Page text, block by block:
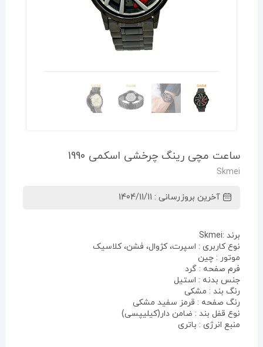
ساعت مچی رینگ چرخشی اسکمی 1990
Skmei
آخرین بروزرسانی : 1404/11/11
برند :Skmei
نوع کاربری : اسپرت، کژوال، فشن، کلاسیک
موتور : چین
فرم صفحه : گرد
جنس بدنه : استیل
رنگ بند : مشکی
رنگ صفحه : قرمز سفید مشکی
نوع قفل بند : ضامن دار(کیلیپسی)
منبع انرژی : باتری